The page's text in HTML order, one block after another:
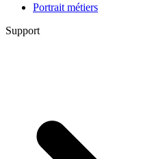
Portrait métiers
Support